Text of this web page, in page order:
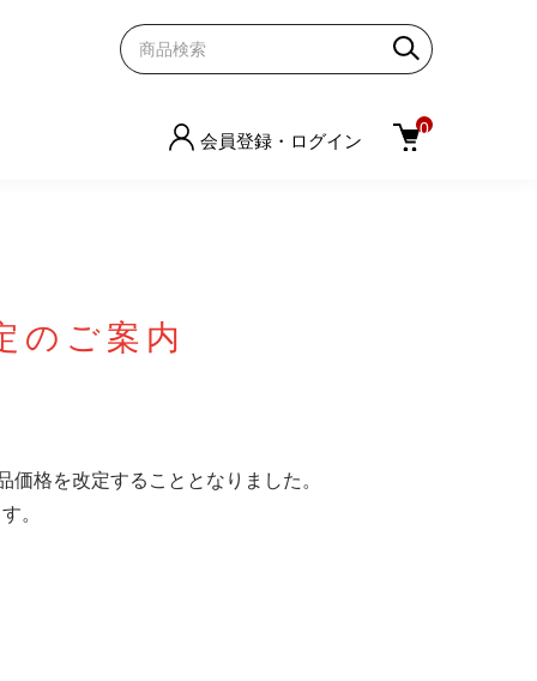
会員登録・ログイン
0
のご案内
格を改定することとなりました。
。